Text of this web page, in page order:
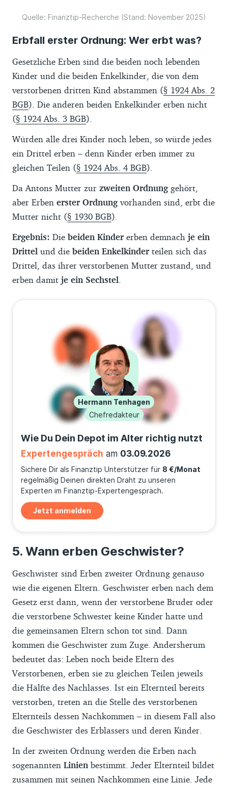
Quelle: Finanztip-Recherche (Stand: November 2025)
Erbfall erster Ordnung: Wer erbt was?
Gesetzliche Erben sind die beiden noch lebenden
Kinder und die beiden Enkelkinder, die von dem
verstorbenen dritten Kind abstammen (§ 1924 Abs. 2
BGB). Die anderen beiden Enkelkinder erben nicht
(§ 1924 Abs. 3 BGB).
Würden alle drei Kinder noch leben, so würde jedes
ein Drittel erben – denn Kinder erben immer zu
gleichen Teilen (§ 1924 Abs. 4 BGB).
Da Antons Mutter zur zweiten Ordnunggehört,
aber Erben erster Ordnungvorhanden sind, erbt die
Mutter nicht (§ 1930 BGB).
Ergebnis: Die beiden Kinder erben demnach je ein
Drittel und die beiden Enkelkinder teilen sich das
Drittel, das ihrer verstorbenen Mutter zustand, und
erben damit je ein Sechstel
Hermann Tenhagen
Chefredakteur
Wie Du Dein Depot im Alter richtig nutzt
Expertengespräch am 03.09.2026
Sichere Dir als Finanztip Unterstützer für 8 €/Monat
regelmäßig Deinen direkten Draht zu unseren
Experten im Finanztip-Expertengespräch.
Jetzt anmelden
Wann erben Geschwister?
Geschwister sind Erben zweiter Ordnung genauso
wie die eigenen Eltern. Geschwister erben nach dem
Gesetz erst dann, wenn der verstorbene Bruder oder
die verstorbene Schwester keine Kinder hatte und
die gemeinsamen Eltern schon tot sind. Dann
kommen die Geschwister zum Zuge. Andersherum
bedeutet das: Leben noch beide Eltern des
Verstorbenen, erben sie zu gleichen Teilen jeweils
die Hälfte des Nachlasses. Ist ein Elternteil bereits
verstorben, treten an die Stelle des verstorbenen
Elternteils dessen Nachkommen – in diesem Fall also
die Geschwister des Erblassers und deren Kinder.
In der zweiten Ordnung werden die Erben nach
sogenannten Linien bestimmt. Jeder Elternteil bildet
zusammen mit seinen Nachkommen eine Linie. Jede